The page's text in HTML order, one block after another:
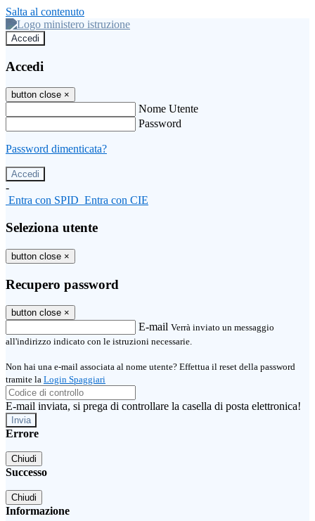
Salta al contenuto
Accedi
Accedi
button close ×
Nome Utente
Password
Password dimenticata?
-
Entra con SPID Entra con CIE
Seleziona utente
button close ×
Recupero password
button close ×
E-mail Verrà inviato un messaggio
all'indirizzo indicato con le istruzioni necessarie.
Non hai una e-mail associata al nome utente? Effettua il reset della password
tramite la Login Spaggiari
E-mail inviata, si prega di controllare la casella di posta elettronica!
Errore
Chiudi
Successo
Chiudi
Informazione